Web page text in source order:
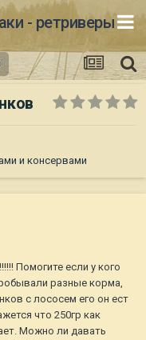
- ретриверы
и консервами
Помогите если у кого
разные корма,
с лососем его он ест
что 250гр как
Можно ли давать